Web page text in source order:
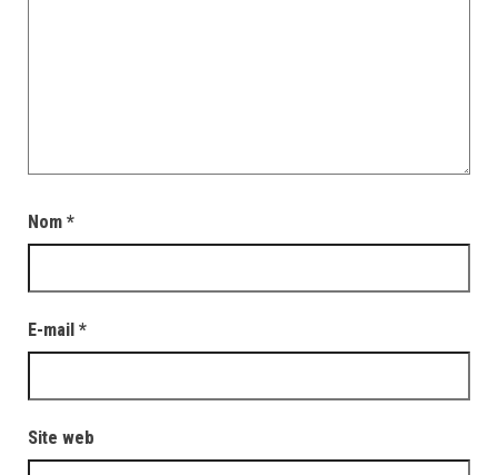
Nom *
E-mail *
Site web